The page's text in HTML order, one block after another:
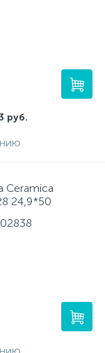
руб.
Ceramica
24,9*50